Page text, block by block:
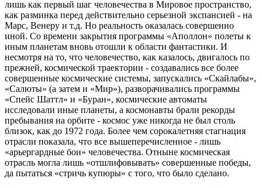
лишь как первый шаг человечества в Мировое пространство,
как разминка перед действительно серьезной экспансией - на
Марс, Венеру и т.д. Но реальность оказалась совершенно
иной. Со времени закрытия программы «Аполлон» полеты к
иным планетам вновь отошли к области фантастики. И
несмотря на то, что человечество, как казалось, двигалось по
прежней, космической траектории - создавались все более
совершенные космические системы, запускались «Скайлабы»,
«Салюты» (а затем и «Мир»), разворачивались программы
«Спейс Шаттл» и «Буран», космические автоматы
исследовали иные планеты, а космонавты брали рекорды
пребывания на орбите - космос уже никогда не был столь
близок, как до 1972 года. Более чем сорокалетняя стагнация
отрасли показала, что все вышеперечисленное - лишь
«арьергардные бои» человечества. Отныне космическая
отрасль могла лишь «отшлифовывать» совершенные победы,
да пытаться «стричь купюры» с того, что было сделано.